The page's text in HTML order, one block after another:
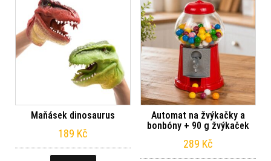
Maňásek dinosaurus
189 Kč
Automat na žvýkačky a
bonbóny + 90 g žvýkaček
289 Kč